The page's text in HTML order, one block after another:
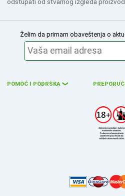
odstupati od stvarnog izgleda
Želim da primam obaveštenja o
POMOĆ I PODRŠKA ❮